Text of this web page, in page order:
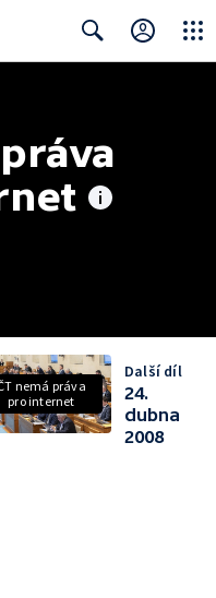
nemá práva
pro internet
Další díl
24.
dubna
2008